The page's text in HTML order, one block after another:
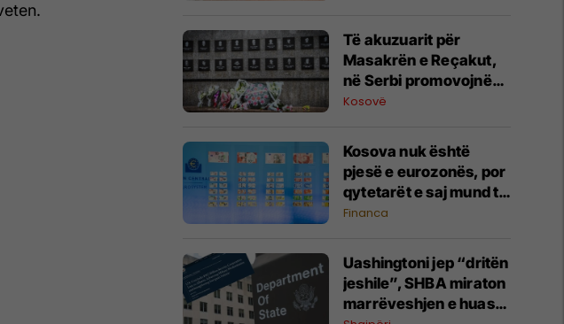
që duhet vizituar
Të akuzuarit për
Masakrën e Reçakut,
në Serbi promovojnë
mohimin e krimit
Kosovë
Kosova nuk është
pjesë e eurozonës, por
qytetarët e saj mund të
votojnë për dizajnin e ri
euro
Financa
Uashingtoni jep “dritën
jeshile”, SHBA miraton
marrëveshjen e huasë